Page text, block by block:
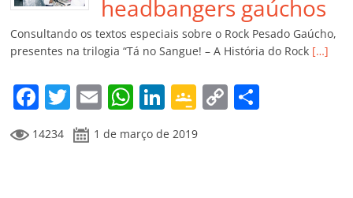
o
k
p a
ss
ro
o
m
k h
ar
headbangers gaúchos
Consultando os textos especiais sobre o Rock Pesado Gaúcho,
presentes na trilogia “Tá no Sangue! – A História do Rock […]
F
a
c
T
w
itt
E
m
ai
W
at
Li
n
k
G
o
o
C
14234 1 de março de 2019